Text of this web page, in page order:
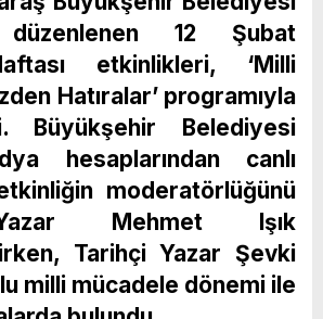
düzenlenen 12 Şubat
etkinlikleri, ‘Milli
Hatıralar’ programıyla
Büyükşehir Belediyesi
hesaplarından canlı
moderatörlüğünü
Mehmet Işık
Tarihçi Yazar Şevki
milli mücadele dönemi ile